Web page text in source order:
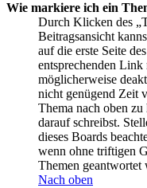
Wie markiere ich ein
Durch Klicken des
Beitragsansicht
auf die erste Seite
entsprechenden
möglicherweise
nicht genügend Zeit
Thema nach oben
darauf schreibst.
dieses Boards
wenn ohne triftigen
Themen geantwortet
Nach oben